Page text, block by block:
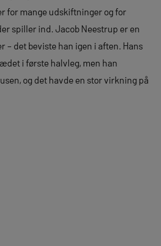
for mange udskiftninger og for
spiller ind. Jacob Neestrup er en
det beviste han igen i aften. Hans
i første halvleg, men han
og det havde en stor virkning på